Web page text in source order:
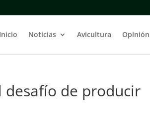
Inicio Noticias Avicultura Opinión
desafío de producir